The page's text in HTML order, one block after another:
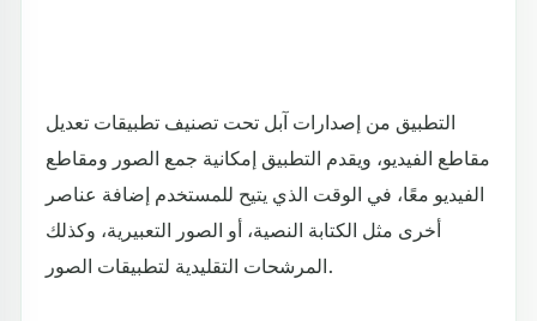
التطبيق من إصدارات آبل تحت تصنيف تطبيقات تعديل
مقاطع الفيديو، ويقدم التطبيق إمكانية جمع الصور ومقاطع
الفيديو معًا، في الوقت الذي يتيح للمستخدم إضافة عناصر
أخرى مثل الكتابة النصية، أو الصور التعبيرية، وكذلك
المرشحات التقليدية لتطبيقات الصور.